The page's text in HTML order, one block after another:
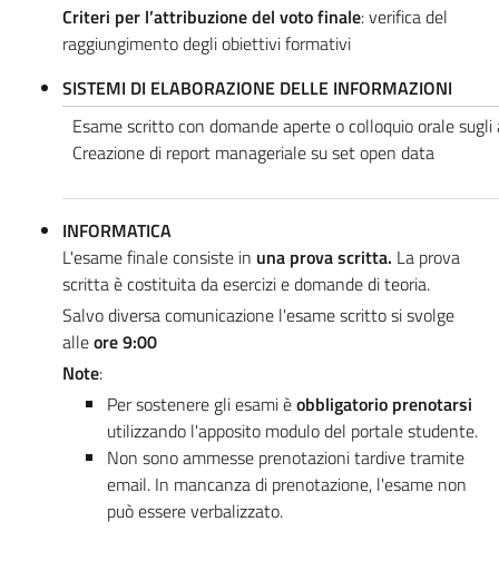
Criteri per l’attribuzione del voto finale: verifica del
raggiungimento degli obiettivi formativi
SISTEMI DI ELABORAZIONE DELLE INFORMAZIONI
Esame scritto con domande aperte o colloquio orale
Creazione di report manageriale su set open data
INFORMATICA
L'esame finale consiste in una prova scritta. La prova
scritta è costituita da esercizi e domande di teoria.
Salvo diversa comunicazione l'esame scritto si svolge
alleore 9:00
Note:
Per sostenere gli esami èobbligatorio prenotarsi
utilizzando l'apposito modulo del portale studente.
Non sono ammesse prenotazioni tardive tramite
email. In mancanza di prenotazione, l'esame non
può essere verbalizzato.